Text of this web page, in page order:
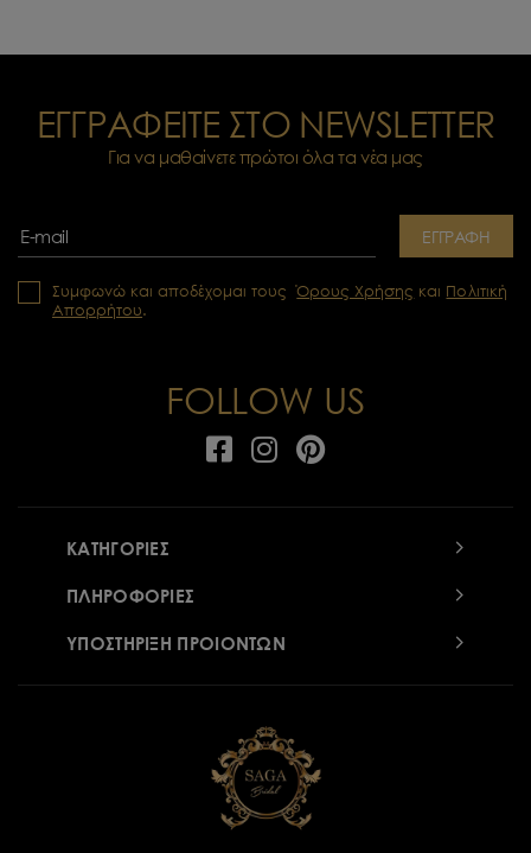
ΕΓΓΡΑΦΕΙΤΕ ΣΤΟ NEWSLETTER
Για να μαθαίνετε πρώτοι όλα τα νέα μας
ΕΓΓΡΑΦΗ
Συμφωνώ και αποδέχομαι τουςΌρους Χρήσης και Πολιτική
Απορρήτου.
FOLLOW US
ΚΑΤΗΓΟΡΙΕΣ
ΠΛΗΡΟΦΟΡΙΕΣ
ΥΠΟΣΤΗΡΙΞΗ ΠΡΟΙΟΝΤΩΝ